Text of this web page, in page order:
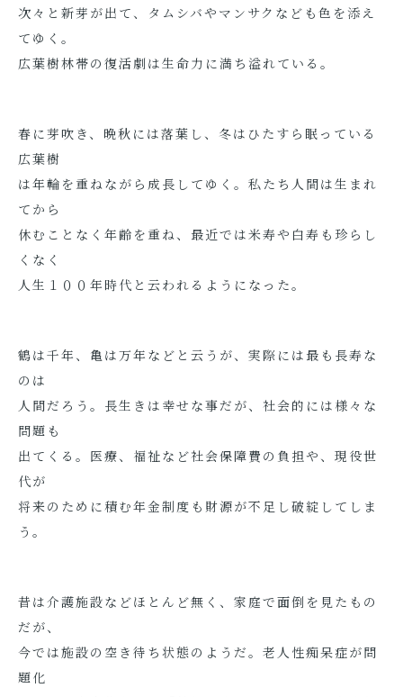
次々と新芽が出て、タムシバやマンサクなども色を添え
てゆく。
広葉樹林帯の復活劇は生命力に満ち溢れている。
春に芽吹き、晩秋には落葉し、冬はひたすら眠っている
広葉樹
は年輪を重ねながら成長してゆく。私たち人間は生まれ
てから
休むことなく年齢を重ね、最近では米寿や白寿も珍らし
くなく
人生１００年時代と云われるようになった。
鶴は千年、亀は万年などと云うが、実際には最も長寿な
のは
人間だろう。長生きは幸せな事だが、社会的には様々な
問題も
出てくる。医療、福祉など社会保障費の負担や、現役世
代が
将来のために積む年金制度も財源が不足し破綻してしま
う。
昔は介護施設などほとんど無く、家庭で面倒を見たもの
だが、
今では施設の空き待ち状態のようだ。老人性痴呆症が問
題化